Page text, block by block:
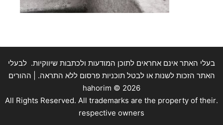
בעלי האתר אינם אחראים לתוכן המודעות ולכתבות שיווקיות. לבעלי
האתר הזכות לשנות או לבטל תוכניות פרסום ללא התראה. | ההורים
hahorim © 2026
.All Rights Reserved. All trademarks are the property of their
respective owners